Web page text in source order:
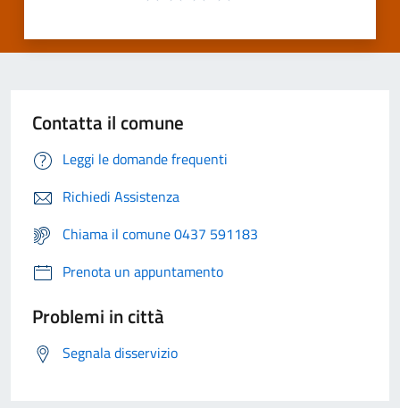
Contatta il comune
Leggi le domande frequenti
Richiedi Assistenza
Chiama il comune 0437 591183
Prenota un appuntamento
Problemi in città
Segnala disservizio